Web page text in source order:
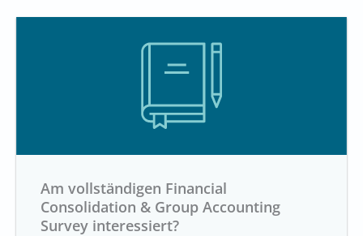
Am vollständigen Financial
Consolidation & Group Accounting
Survey interessiert?